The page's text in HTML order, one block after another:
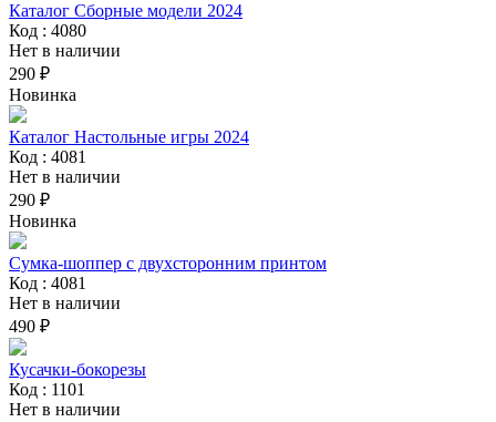
Каталог Сборные модели 2024
Код : 4080
Нет в наличии
290 ₽
Новинка
Каталог Настольные игры 2024
Код : 4081
Нет в наличии
290 ₽
Новинка
Сумка-шоппер с двухсторонним принтом
Код : 4081
Нет в наличии
490 ₽
Кусачки-бокорезы
Код : 1101
Нет в наличии